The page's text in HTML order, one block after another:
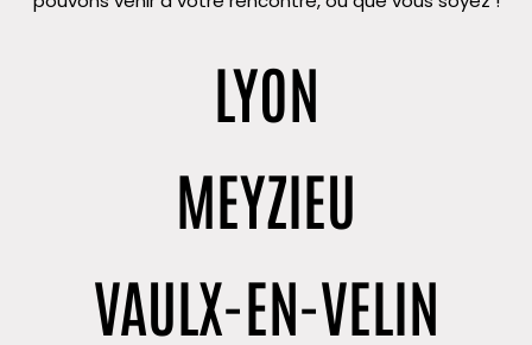
LYON
MEYZIEU
VAULX-EN-VELIN